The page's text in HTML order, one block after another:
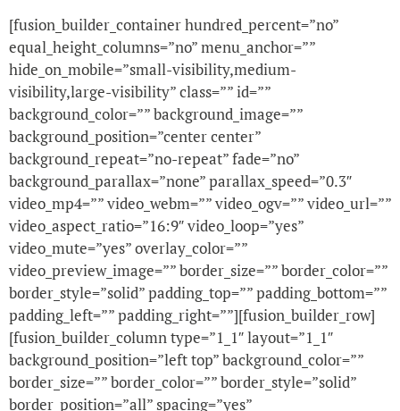
[fusion_builder_container hundred_percent=”no”
equal_height_columns=”no” menu_anchor=””
hide_on_mobile=”small-visibility,medium-
visibility,large-visibility” class=”” id=””
background_color=”” background_image=””
background_position=”center center”
background_repeat=”no-repeat” fade=”no”
background_parallax=”none” parallax_speed=”0.3″
video_mp4=”” video_webm=”” video_ogv=”” video_url=””
video_aspect_ratio=”16:9″ video_loop=”yes”
video_mute=”yes” overlay_color=””
video_preview_image=”” border_size=”” border_color=””
border_style=”solid” padding_top=”” padding_bottom=””
padding_left=”” padding_right=””][fusion_builder_row]
[fusion_builder_column type=”1_1″ layout=”1_1″
background_position=”left top” background_color=””
border_size=”” border_color=”” border_style=”solid”
border_position=”all” spacing=”yes”